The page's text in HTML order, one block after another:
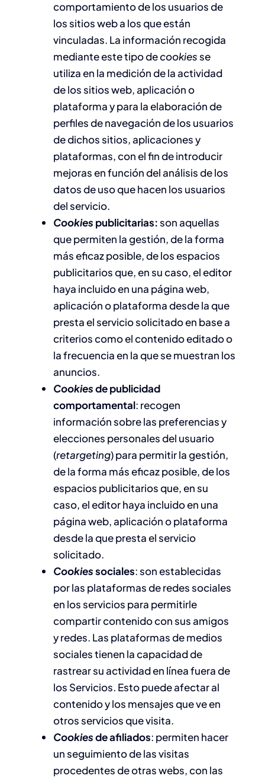
comportamiento de los usuarios de
los sitios web a los que están
vinculadas. La información recogida
mediante este tipo decookiesse
utiliza en la medición de la actividad
de los sitios web, aplicación o
plataforma y para la elaboración de
perfiles de navegación de los usuarios
de dichos sitios, aplicaciones y
plataformas, con el fin de introducir
mejoras en función del análisis de los
datos de uso que hacen los usuarios
del servicio.
Cookies publicitarias:son aquellas
que permiten la gestión, de la forma
más eficaz posible, de los espacios
publicitarios que, en su caso, el editor
haya incluido en una página web,
aplicación o plataforma desde la que
presta el servicio solicitado en base a
criterios como el contenido editado o
la frecuencia en la que se muestran los
anuncios.
Cookiesde publicidad
comportamental: recogen
información sobre las preferencias y
elecciones personales del usuario
(retargeting) para permitir la gestión,
de la forma más eficaz posible, de los
espacios publicitarios que, en su
caso, el editor haya incluido en una
página web, aplicación o plataforma
desde la que presta el servicio
solicitado.
Cookiessociales: son establecidas
por las plataformas de redes sociales
en los servicios para permitirle
compartir contenido con sus amigos
y redes. Las plataformas de medios
sociales tienen la capacidad de
rastrear su actividad en línea fuera de
los Servicios. Esto puede afectar al
contenido y los mensajes que ve en
otros servicios que visita.
Cookiesde afiliados: permiten hacer
un seguimiento de las visitas
procedentes de otras webs, con las